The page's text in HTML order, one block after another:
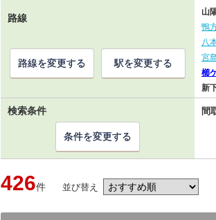
路線
山
鴨
八
宮
櫛
新
路線を変更する 駅を変更する
検索条件 間
条件を変更する
426件 並び替え